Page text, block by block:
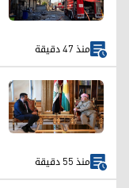
منذ 47 دقيقة
منذ 55 دقيقة